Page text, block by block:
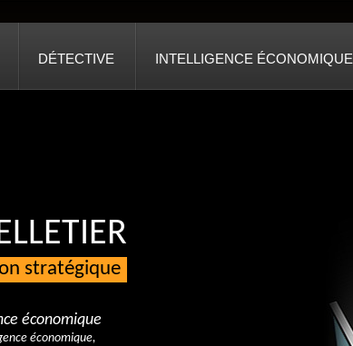
DÉTECTIVE INTELLIGENCE ÉCONOMIQUE
stratégique
économique
économique,